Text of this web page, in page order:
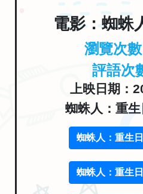
電影：蜘蛛
瀏覽次數
評語次
上映日期：
蜘蛛人：重
蜘蛛人：重生
蜘蛛人：重生